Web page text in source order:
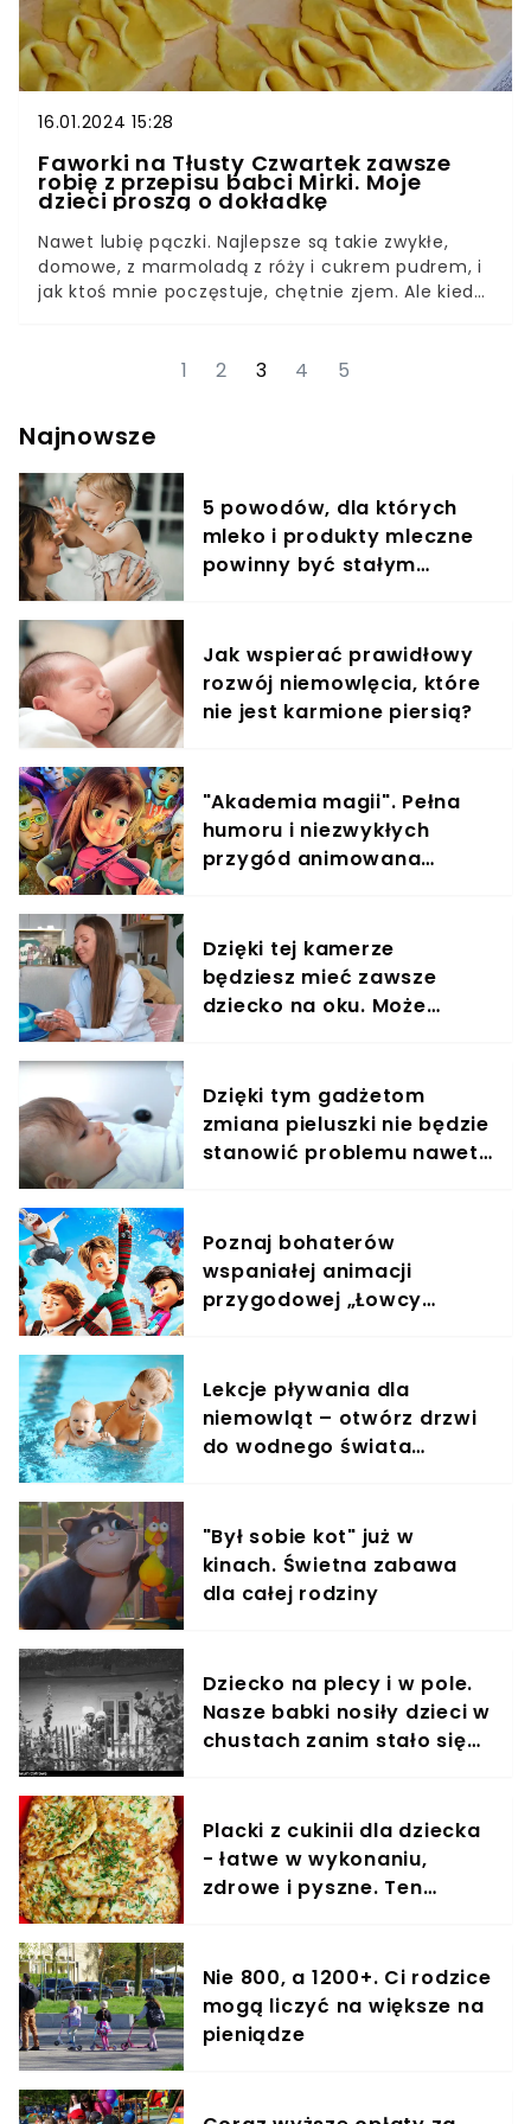
16.01.2024 15:28
Faworki na Tłusty Czwartek zawsze
robię z przepisu babci Mirki. Moje
dzieci proszą o dokładkę
Nawet lubię pączki. Najlepsze są takie zwykłe,
domowe, z marmoladą z róży i cukrem pudrem, i
jak ktoś mnie poczęstuje, chętnie zjem. Ale kiedy
babci czeka mnie wyjątkowa uczta. Biegłam do
powietrzu unosił się niewiarygodny zapach, a na
pysznościami. W Tłusty Czwartek babcia od rana
smażyła faworki.
1 2 3 4 5
Najnowsze
5 powodów, dla których
mleko i produkty mleczne
powinny być stałym
Jak wspierać prawidłowy
rozwój niemowlęcia, które
nie jest karmione piersią?
"Akademia magii". Pełna
humoru i niezwykłych
przygód animowana
Dzięki tej kamerze
będziesz mieć zawsze
dziecko na oku. Może
Dzięki tym gadżetom
zmiana pieluszki nie będzie
stanowić problemu nawet
Poznaj bohaterów
wspaniałej animacji
przygodowej „Łowcy
Lekcje pływania dla
niemowląt – otwórz drzwi
do wodnego świata
"Był sobie kot" już w
kinach. Świetna zabawa
dla całej rodziny
Dziecko na plecy i w pole.
Nasze babki nosiły dzieci w
chustach zanim stało się
Placki z cukinii dla dziecka
- łatwe w wykonaniu,
zdrowe i pyszne. Ten
Nie 800, a 1200+. Ci rodzice
mogą liczyć na większe na
pieniądze